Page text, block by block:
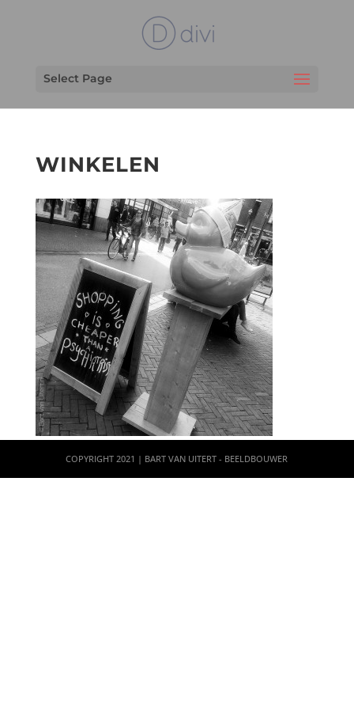
Select Page
WINKELEN
COPYRIGHT 2021 | BART VAN UITERT - BEELDBOUWER